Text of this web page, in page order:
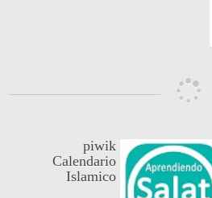
piwik
Calendario
Islamico